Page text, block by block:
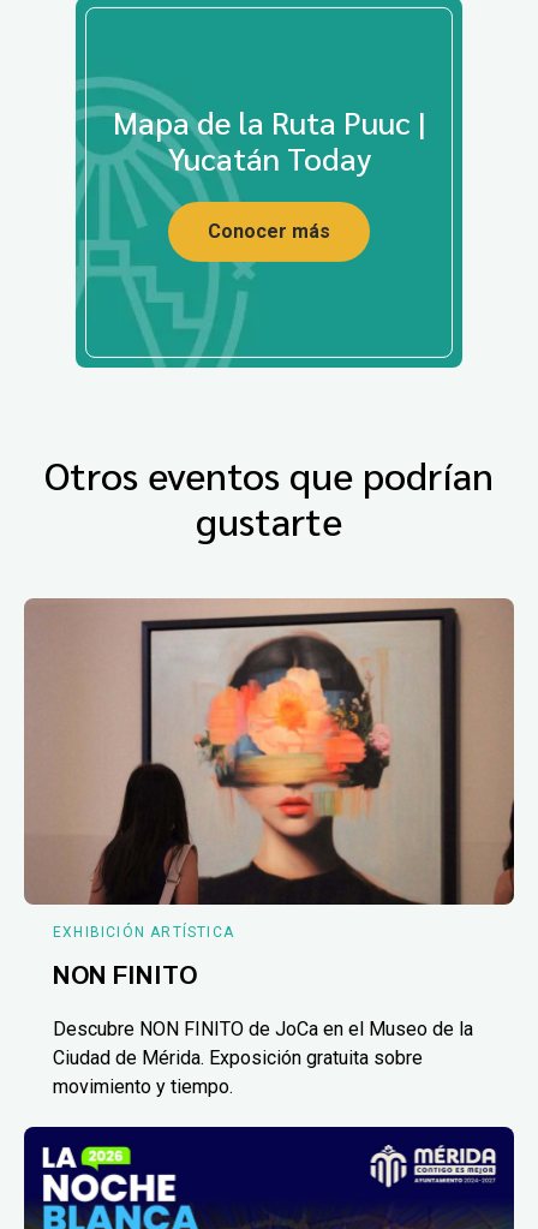
Mapa de la Ruta Puuc |
Yucatán Today
Conocer más
Otros eventos que podrían
gustarte
EXHIBICIÓN ARTÍSTICA
NON FINITO
Descubre NON FINITO de JoCa en el Museo de la
Ciudad de Mérida. Exposición gratuita sobre
movimiento y tiempo.